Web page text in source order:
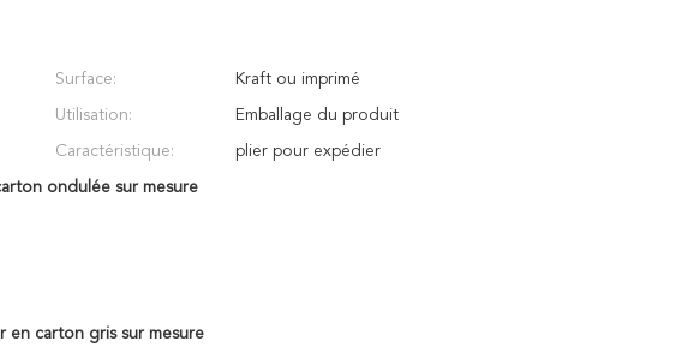
Surface: Kraft ou imprimé
Utilisation: Emballage du produit
Caractéristique: plier pour expédier
ondulée sur mesure
en carton gris sur mesure